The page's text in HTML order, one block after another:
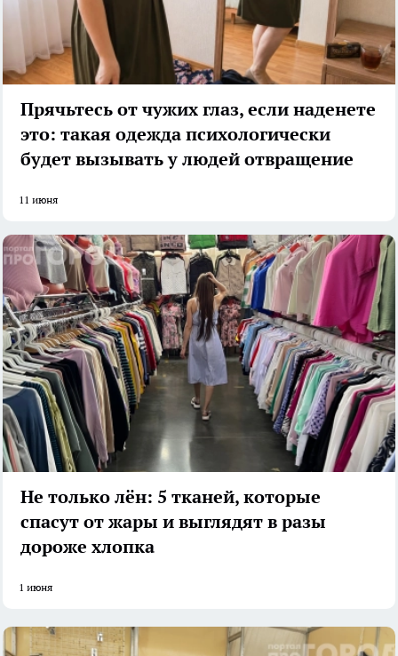
Прячьтесь от чужих глаз, если наденете
это: такая одежда психологически
будет вызывать у людей отвращение
11 июня
Не только лён: 5 тканей, которые
спасут от жары и выглядят в разы
дороже хлопка
1 июня